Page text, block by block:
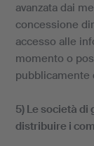
avanzata dai
concessione
accesso alle
momento o
pubblicamente
5) Le società
distribuire i